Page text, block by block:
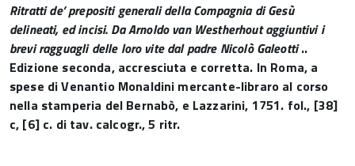
Ritratti de’ prepositi generali della Compagnia di Gesù
delineati, ed incisi. Da Arnoldo van Westherhout aggiuntivi i
brevi ragguagli delle loro vite dal padre Nicolò Galeotti..
Edizione seconda, accresciuta e corretta. In Roma, a
spese di Venantio Monaldini mercante-libraro al corso
nella stamperia del Bernabò, e Lazzarini, 1751. fol., [38]
c, [6] c. di tav. calcogr., 5 ritr.